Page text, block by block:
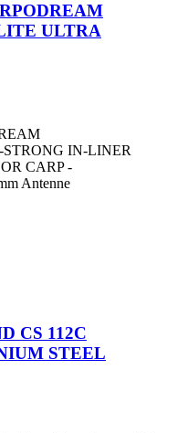
ULTRA
IN-LINER
CARP -
Antenne
CS 112C
STEEL